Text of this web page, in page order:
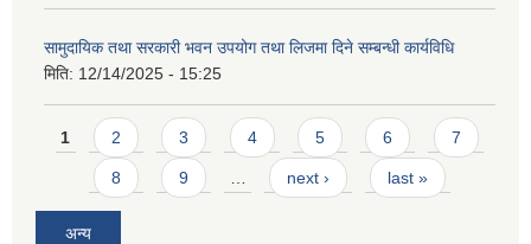
सामुदायिक तथा सरकारी भवन उपयोग तथा लिजमा दिने सम्बन्धी कार्यविधि
मिति: 12/14/2025 - 15:25
Pages
1 2 3 4 5 6 7
8 9 next › last »
अन्य